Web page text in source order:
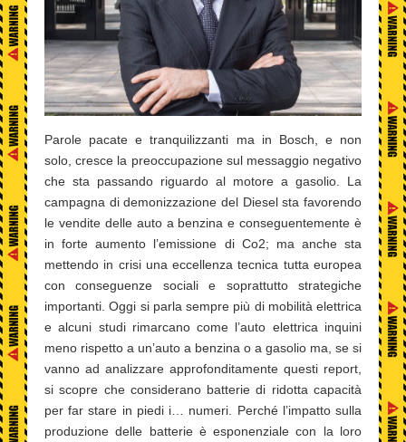
Parole pacate e tranquilizzanti ma in Bosch, e non
solo, cresce la preoccupazione sul messaggio negativo
che sta passando riguardo al motore a gasolio. La
campagna di demonizzazione del Diesel sta favorendo
le vendite delle auto a benzina e conseguentemente è
in forte aumento l’emissione di Co2; ma anche sta
mettendo in crisi una eccellenza tecnica tutta europea
con conseguenze sociali e soprattutto strategiche
importanti. Oggi si parla sempre più di mobilità elettrica
e alcuni studi rimarcano come l’auto elettrica inquini
meno rispetto a un’auto a benzina o a gasolio ma, se si
vanno ad analizzare approfonditamente questi report,
si scopre che considerano batterie di ridotta capacità
per far stare in piedi i… numeri. Perché l’impatto sulla
produzione delle batterie è esponenziale con la loro